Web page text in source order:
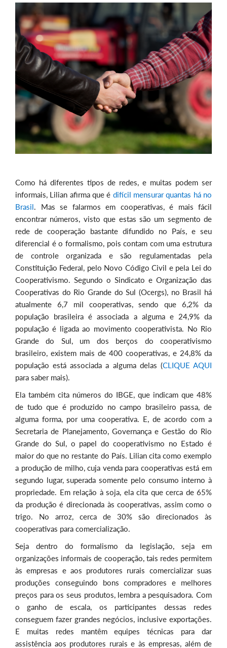
Como há diferentes tipos de redes, e muitas podem ser
informais, Lilian afirma que é difícil mensurar quantas há no
Brasil. Mas se falarmos em cooperativas, é mais fácil
encontrar números, visto que estas são um segmento de
rede de cooperação bastante difundido no País, e seu
diferencial é o formalismo, pois contam com uma estrutura
de controle organizada e são regulamentadas pela
Constituição Federal, pelo Novo Código Civil e pela Lei do
Cooperativismo. Segundo o Sindicato e Organização das
Cooperativas do Rio Grande do Sul (Ocergs), no Brasil há
atualmente 6,7 mil cooperativas, sendo que 6,2% da
população brasileira é associada a alguma e 24,9% da
população é ligada ao movimento cooperativista. No Rio
Grande do Sul, um dos berços do cooperativismo
brasileiro, existem mais de 400 cooperativas, e 24,8% da
população está associada a alguma delas (CLIQUE AQUI
para saber mais).
Ela também cita números do IBGE, que indicam que 48%
de tudo que é produzido no campo brasileiro passa, de
alguma forma, por uma cooperativa. E, de acordo com a
Secretaria de Planejamento, Governança e Gestão do Rio
Grande do Sul, o papel do cooperativismo no Estado é
maior do que no restante do País. Lilian cita como exemplo
a produção de milho, cuja venda para cooperativas está em
segundo lugar, superada somente pelo consumo interno à
propriedade. Em relação à soja, ela cita que cerca de 65%
da produção é direcionada às cooperativas, assim como o
trigo. No arroz, cerca de 30% são direcionados às
cooperativas para comercialização.
Seja dentro do formalismo da legislação, seja em
organizações informais de cooperação, tais redes permitem
às empresas e aos produtores rurais comercializar suas
produções conseguindo bons compradores e melhores
preços para os seus produtos, lembra a pesquisadora. Com
o ganho de escala, os participantes dessas redes
conseguem fazer grandes negócios, inclusive exportações.
E muitas redes mantêm equipes técnicas para dar
assistência aos produtores rurais e às empresas, além de